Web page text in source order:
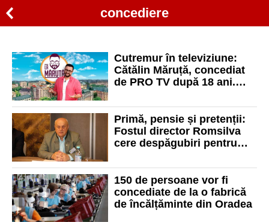
concediere
Cutremur în televiziune:
Cătălin Măruță, concediat
de PRO TV după 18 ani.
din emisie
Primă, pensie și pretenții:
Fostul director Romsilva
cere despăgubiri pentru
150 de persoane vor fi
concediate de la o fabrică
de încălțăminte din Oradea